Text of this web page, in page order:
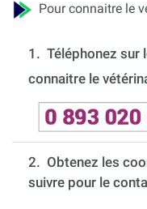
Pour connaitre le
1. Téléphonez sur
connaitre le
2. Obtenez les
suivre pour le